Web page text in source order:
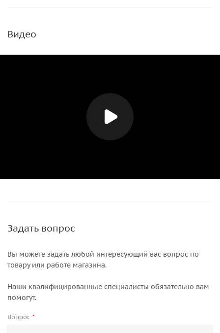
Видео
Задать вопрос
Вы можете задать любой интересующий вас вопрос по
товару или работе магазина.
Наши квалифицированные специалисты обязательно вам
помогут.
Вопрос *